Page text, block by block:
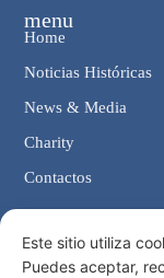
menu
Home
Noticias Históricas
News & Media
Charity
Contactos
Contactos
Cancillería: Via
Este sitio utiliza
Puedes aceptar,